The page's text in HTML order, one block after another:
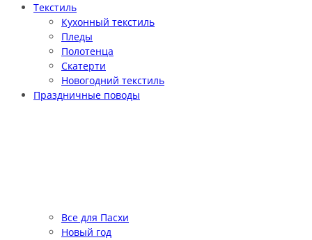
Текстиль
Кухонный текстиль
Пледы
Полотенца
Скатерти
Новогодний текстиль
Праздничные поводы
Все для Пасхи
Новый год